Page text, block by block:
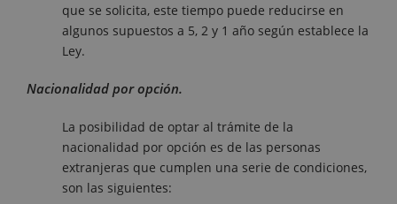
que se solicita, este tiempo puede reducirse en
algunos supuestos a 5, 2 y 1 año según establece la
Ley.
Nacionalidad por opción.
La posibilidad de optar al trámite de la
nacionalidad por opción es de las personas
extranjeras que cumplen una serie de condiciones,
son las siguientes: